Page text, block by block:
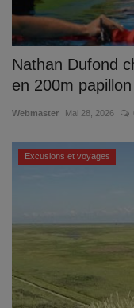
Nathan Dufond
en 200m papillon
Webmaster Mai 28, 2026
Excusions et voyages